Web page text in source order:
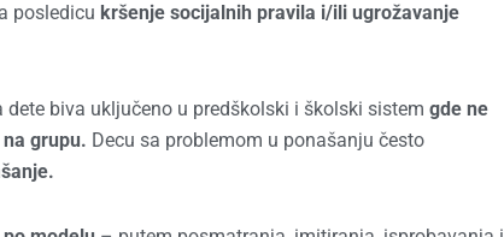
posledicu kršenje socijalnih pravila i/ili ugrožavanje
biva uključeno u predškolski i školski sistem gde ne
grupu. Decu sa problemom u ponašanju često